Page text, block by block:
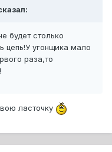
будет столько
цепь!У угонщика мало
раза,то
ласточку